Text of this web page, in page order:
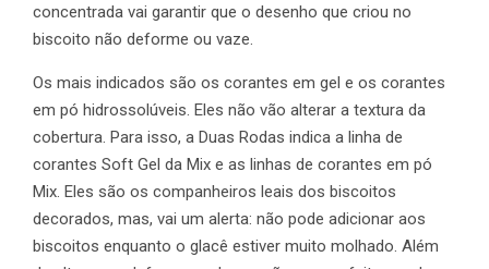
concentrada vai garantir que o desenho que criou no
biscoito não deforme ou vaze.
Os mais indicados são os corantes em gel e os corantes
em pó hidrossolúveis. Eles não vão alterar a textura da
cobertura. Para isso, a Duas Rodas indica a linha de
corantes Soft Gel da Mix e as linhas de corantes em pó
Mix. Eles são os companheiros leais dos biscoitos
decorados, mas, vai um alerta: não pode adicionar aos
biscoitos enquanto o glacê estiver muito molhado. Além